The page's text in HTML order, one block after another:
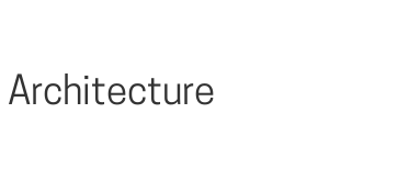
Architecture